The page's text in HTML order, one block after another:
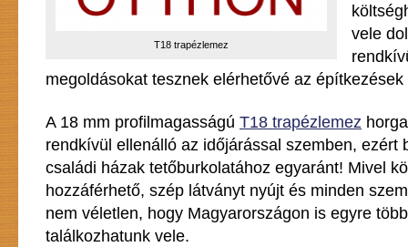
T18 trapézlemez
vele
megoldásokat tesznek elérhetővé az
A 18 mm profilmagasságú T18 trapézlemez
rendkívül ellenálló az időjárással szemben, ezért
családi házak tetőburkolatához egyaránt! Mivel
hozzáférhető, szép látványt nyújt és minden
nem véletlen, hogy Magyarországon is egyre
találkozhatunk vele.